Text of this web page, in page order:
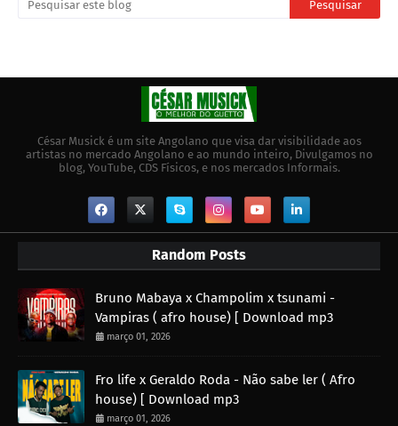
César Musick é um site Angolano que visa dar visibilidade aos
artistas no mercado Angolano e ao mundo inteiro, Divulgamos no
blog, YouTube, CDS Físicos, e nos mercados Informais.
Random Posts
Bruno Mabaya x Champolim x tsunami -
Vampiras ( afro house) [ Download mp3
março 01, 2026
Fro life x Geraldo Roda - Não sabe ler ( Afro
house) [ Download mp3
março 01, 2026